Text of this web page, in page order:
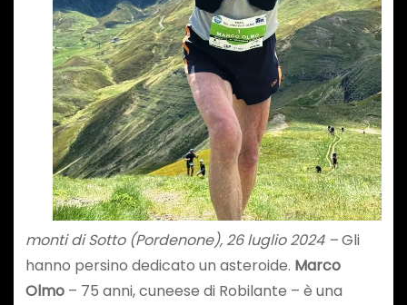
monti di Sotto (Pordenone), 26 luglio 2024 –Gli
hanno persino dedicato un asteroide. Marco
Olmo– 75 anni, cuneese di Robilante – è una